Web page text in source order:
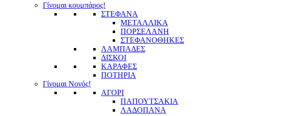
Γίνομαι κουμπάρος!
ΣΤΕΦΑΝΑ
ΜΕΤΑΛΛΙΚΑ
ΠΟΡΣΕΛΑΝΗ
ΣΤΕΦΑΝΟΘΗΚΕΣ
ΛΑΜΠΑΔΕΣ
ΔΙΣΚΟΙ
ΚΑΡΑΦΕΣ
ΠΟΤΗΡΙΑ
Γίνομαι Νονός!
ΑΓΟΡΙ
ΠΑΠΟΥΤΣΑΚΙΑ
ΛΑΔΟΠΑΝΑ